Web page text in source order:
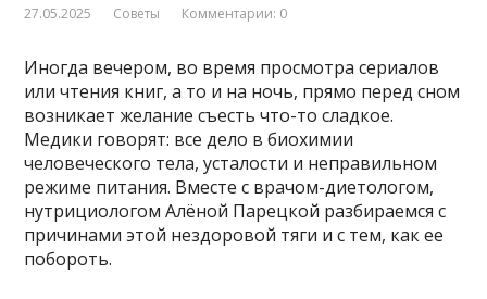
27.05.2025 Советы Комментарии: 0
Иногда вечером, во время просмотра сериалов
или чтения книг, а то и на ночь, прямо перед сном
возникает желание съесть что-то сладкое.
Медики говорят: все дело в биохимии
человеческого тела, усталости и неправильном
режиме питания. Вместе с врачом-диетологом,
нутрициологом Алёной Парецкой разбираемся с
причинами этой нездоровой тяги и с тем, как ее
побороть.